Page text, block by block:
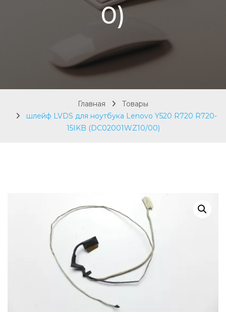
0)
Главная
Товары
шлейф LVDS для ноутбука Lenovo Y520 R720 R720-
15IKB (DC02001WZ10/00)